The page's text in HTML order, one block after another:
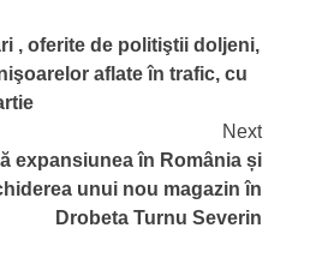
, oferite de politiştii doljeni,
aflate în trafic, cu
Next
expansiunea în România și
unui nou magazin în
Drobeta Turnu Severin